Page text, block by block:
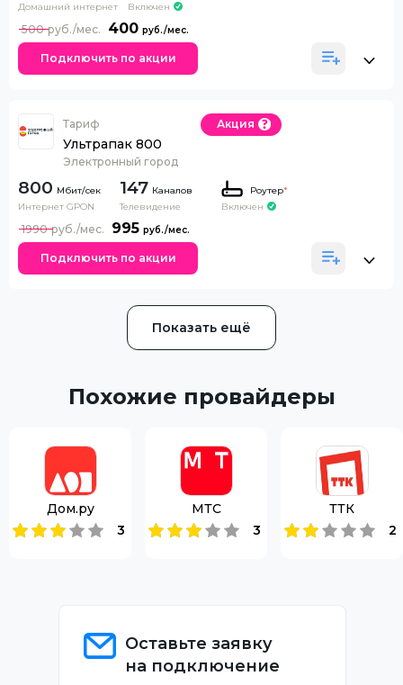
Домашний интернет
Включен
400
500
Подключить по акции
Тариф
Ультрапак 800
Электронный город
Акция
800
Интернет GPON
147 Каналов
Телевидение
Роутер*
Включен
995
1990
Подключить по акции
Показать ещё
Похожие провайдеры
Дом.ру
3
МТС
3
ТТК
2
Оставьте заявку
на подключение